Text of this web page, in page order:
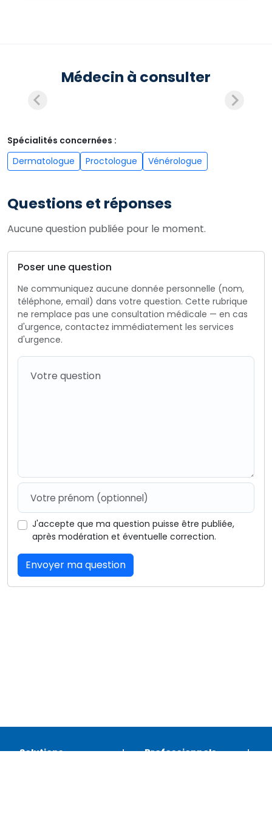
Médecin à consulter
Spécialités concernées :
Dermatologue
Proctologue Vénérologue
Questions et réponses
Aucune question publiée pour le moment.
Poser une question
Ne communiquez aucune donnée personnelle (nom,
téléphone, email) dans votre question. Cette rubrique
ne remplace pas une consultation médicale — en cas
d'urgence, contactez immédiatement les services
d'urgence.
J'accepte que ma question puisse être publiée,
après modération et éventuelle correction.
Envoyer ma question
Solutions Professionnels